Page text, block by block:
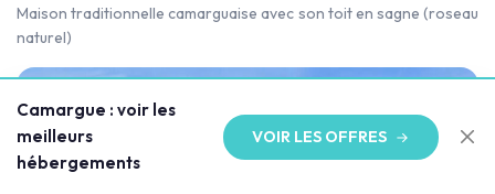
Maison traditionnelle camarguaise avec son toit en sagne (roseau
naturel)
Camargue : voir les
meilleurs
hébergements
VOIR LES OFFRES